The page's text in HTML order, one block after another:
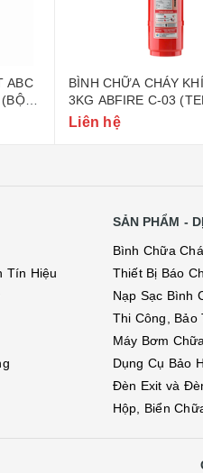
ABC
BÌNH CHỮA CHÁY
3KG ABFIRE C-03
CÔNG AN)
Liên hệ
Tín Hiệu
SẢN PHẨM -
Bình Chữa
Thiết Bị Báo
Nạp Sạc Bình
Thi Công, Bảo
Máy Bơm
Dụng Cụ Bảo
Đèn Exit và
Hộp, Biển